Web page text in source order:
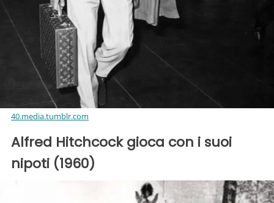
40.media.tumblr.com
Alfred Hitchcock gioca con i suoi
nipoti (1960)